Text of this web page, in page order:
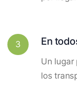
3 En
Un lugar
los